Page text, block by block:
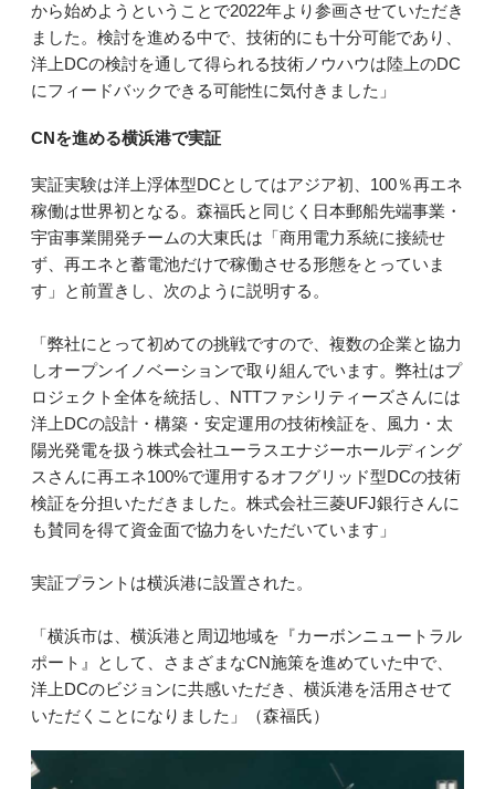
から始めようということで2022年より参画させていただき
ました。検討を進める中で、技術的にも十分可能であり、
洋上DCの検討を通して得られる技術ノウハウは陸上のDC
にフィードバックできる可能性に気付きました」
CNを進める横浜港で実証
実証実験は洋上浮体型DCとしてはアジア初、100％再エネ
稼働は世界初となる。森福氏と同じく日本郵船先端事業・
宇宙事業開発チームの大東氏は「商用電力系統に接続せ
ず、再エネと蓄電池だけで稼働させる形態をとっていま
す」と前置きし、次のように説明する。
「弊社にとって初めての挑戦ですので、複数の企業と協力
しオープンイノベーションで取り組んでいます。弊社はプ
ロジェクト全体を統括し、NTTファシリティーズさんには
洋上DCの設計・構築・安定運用の技術検証を、風力・太
陽光発電を扱う株式会社ユーラスエナジーホールディング
スさんに再エネ100%で運用するオフグリッド型DCの技術
検証を分担いただきました。株式会社三菱UFJ銀行さんに
も賛同を得て資金面で協力をいただいています」
実証プラントは横浜港に設置された。
「横浜市は、横浜港と周辺地域を『カーボンニュートラル
ポート』として、さまざまなCN施策を進めていた中で、
洋上DCのビジョンに共感いただき、横浜港を活用させて
いただくことになりました」（森福氏）‎